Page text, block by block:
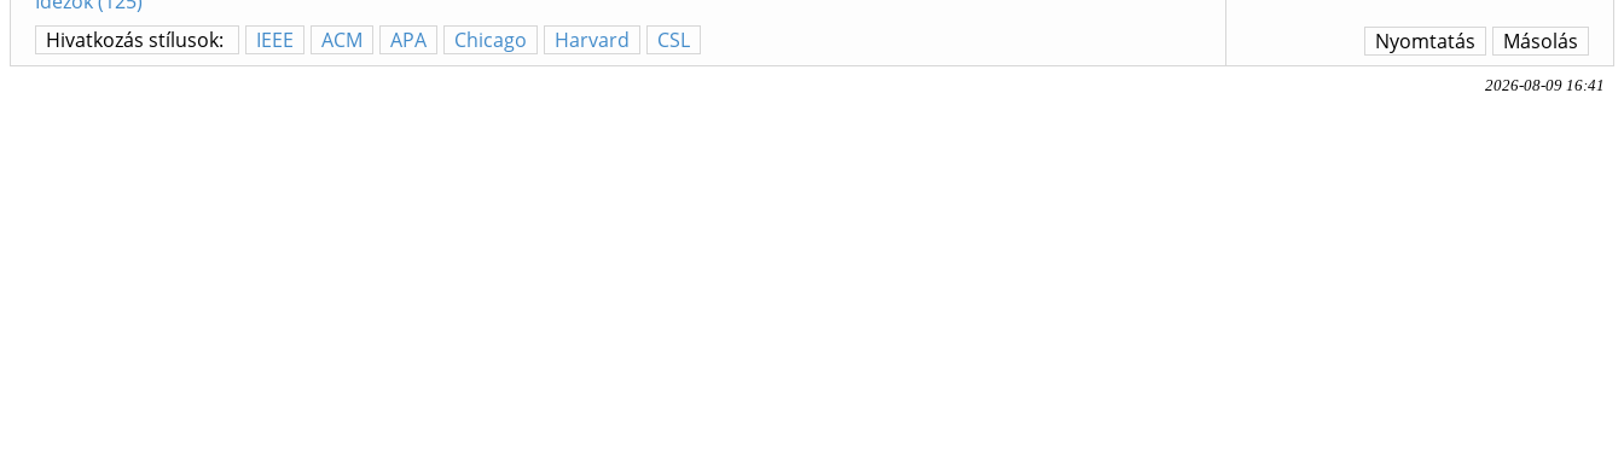
Hivatkozás stílusok:
IEEE ACM APA Chicago Harvard CSL Másolás
Nyomtatás
2026-08-09 16:41